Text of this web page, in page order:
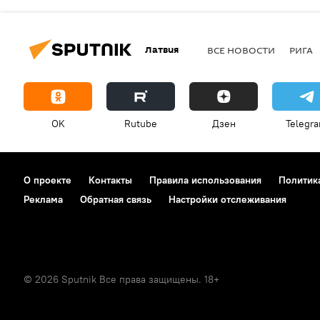
Латвия ВСЕ НОВОСТИ РИГА
OK Rutube Дзен
О проекте Контакты Правила использования
Реклама
Обратная связь Настройки отслеживания
© 2026 Sputnik Все права защищены. 18+